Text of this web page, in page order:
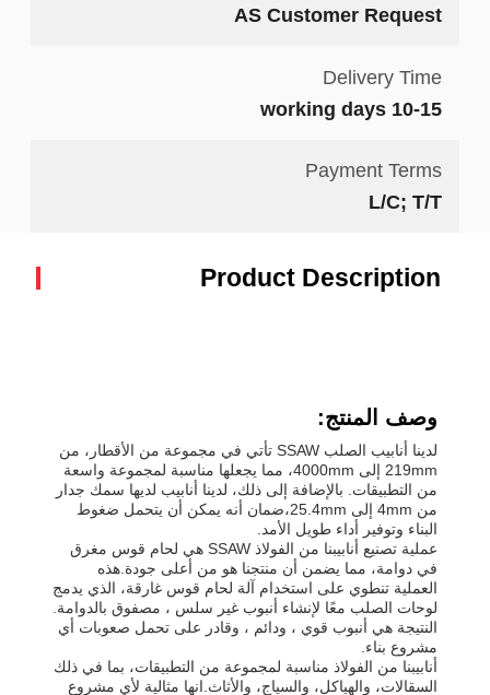
AS Customer Request
Delivery Time
10-15 working days
Payment Terms
L/C; T/T
Product Description
وصف المنتج:
لدينا أنابيب الصلب SSAW تأتي في مجموعة من الأقطار، من
219mm إلى 4000mm، مما يجعلها مناسبة لمجموعة واسعة
من التطبيقات. بالإضافة إلى ذلك، لدينا أنابيب لديها سمك جدار
من 4mm إلى 25.4mm،ضمان أنه يمكن أن يتحمل ضغوط
البناء وتوفير أداء طويل الأمد.
عملية تصنيع أنابيبنا من الفولاذ SSAW هي لحام قوس مغرق
في دوامة، مما يضمن أن منتجنا هو من أعلى جودة.هذه
العملية تنطوي على استخدام آلة لحام قوس غارقة، الذي يدمج
لوحات الصلب معًا لإنشاء أنبوب غير سلس ، مصفوق بالدوامة.
النتيجة هي أنبوب قوي ، ودائم ، وقادر على تحمل صعوبات أي
مشروع بناء.
أنابيبنا من الفولاذ مناسبة لمجموعة من التطبيقات، بما في ذلك
السقالات، والهياكل، والسياج، والأثاث.انها مثالية لأي مشروع